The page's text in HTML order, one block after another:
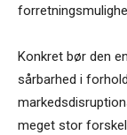
Konkret bør den
sårbarhed i
meget stor